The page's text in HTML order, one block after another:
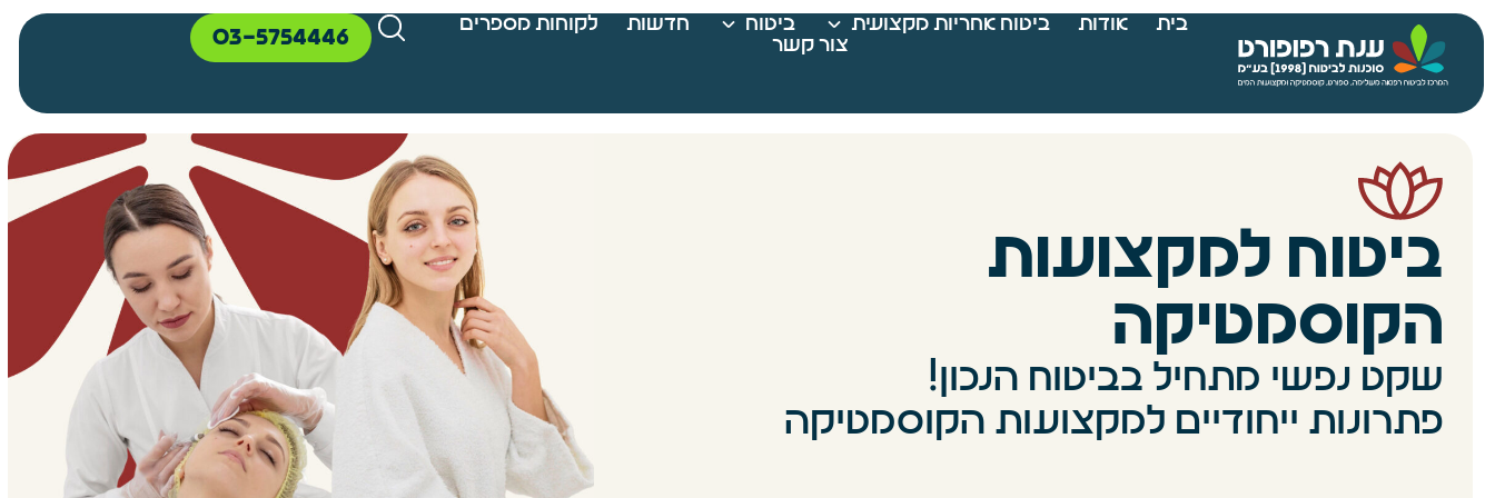
בית אודות ביטוח אחריות מקצועית ביטוח חדשות
לקוחות מספרים
צור קשר
03-5754446
ביטוח למקצועות
הקוסמטיקה
שקט נפשי מתחיל בביטוח הנכון!
פתרונות ייחודיים למקצועות הקוסמטיקה